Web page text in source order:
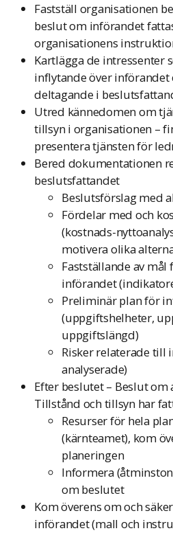
Fastställ organisationen
beslut om införandet
organisationens
Kartlägga de intressenter
inflytande över införandet
deltagande i
Utred kännedomen om
tillsyn i organisationen –
presentera tjänsten för
Bered dokumentationen
beslutsfattandet
Beslutsförslag med
Fördelar med och
(kostnads-
motivera olika
Fastställande av
införandet
Preliminär plan för
(uppgiftshelheter,
uppgiftslängd)
Risker relaterade
analyserade)
Efter beslutet – Beslut
Tillstånd och tillsyn har
Resurser för hela
(kärnteamet), kom
planeringen
Informera
om beslutet
Kom överens om och
införandet (mall och